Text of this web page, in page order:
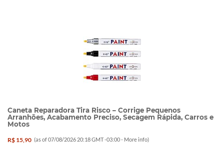
Caneta Reparadora Tira Risco – Corrige Pequenos
Arranhões, Acabamento Preciso, Secagem Rápida, Carros e
Motos
R$ 15,90 (as of 07/08/2026 20:18 GMT -03:00 - More info)